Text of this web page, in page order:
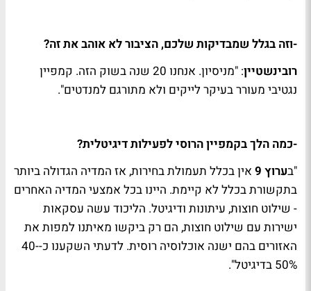
-וזה בגלל שמבדיקות שלכם, הציבור לא אוהב את זה?
רובינשטיין
: "מניסיון. אנחנו 20 שנה בשוק הזה. קמפיין
נגטיבי מעורר בעיקר לייקים ולא מתורגם למנדטים".
-כמה הלך בקמפיין הרוסי לפעילות דיגיטלית?
"בערוץ 9
אין בכלל תעמולת בחירות, אז המדיה הגדולה ביותר
בתקשורת בכלל לא קיימת. היינו בכל אמצעי המדיה האחרים
- שילוט חוצות, עיתונות ודיגיטל. הליכוד עשה עסקאות
ישירות עם שילוט חוצות, הם רק ביקשו מאיתנו למפות את
האזורים בהם ישנה אוכלוסיה רוסית. לדעתי השקענו כ-40-
50% בדיגיטל".